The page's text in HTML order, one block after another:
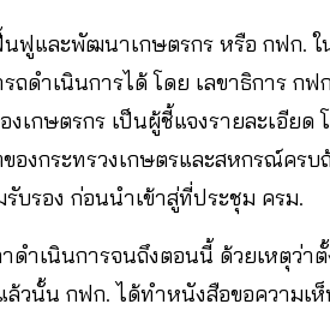
ฟูและพัฒนาเกษตรกร หรือ กฟก. ใน
ถดำเนินการได้ โดย เลขาธิการ ก
เกษตรกร เป็นผู้ชี้แจงรายละเอียด
องกระทรวงเกษตรและสหกรณ์คร
บรอง ก่อนนำเข้าสู่ที่ประชุม ครม.
ดำเนินการจนถึงตอนนี้ ด้วยเหตุว่า
วนั้น กฟก. ได้ทำหนังสือขอความเ